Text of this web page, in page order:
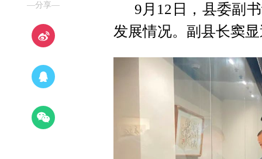
—分享—
9月12日，县委副
发展情况。副县长窦